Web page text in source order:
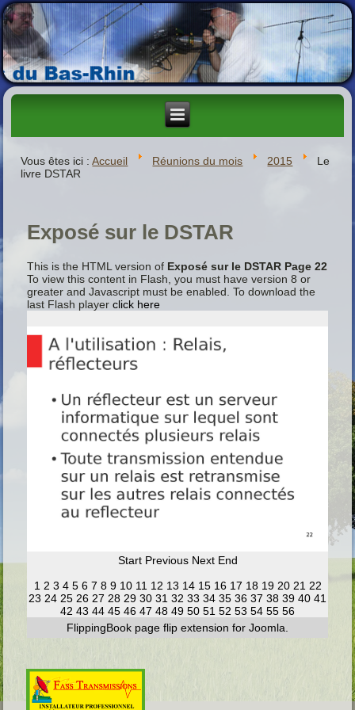
Vous êtes ici :Accueil Réunions du mois 2015
Le
livre DSTAR
Exposé sur le DSTAR
This is the HTML version of Exposé sur le DSTAR Page 22
To view this content in Flash, you must have version 8 or
greater and Javascript must be enabled. To download the
last Flash playerclick here
Start Previous Next End
1 2 3 4 5 6 7 8 9 10 11 12 13 14 15 16 17 18 19 20 21 22
23 24 25 26 27 28 29 30 31 32 33 34 35 36 37 38 39 40 41
42 43 44 45 46 47 48 49 50 51 52 53 54 55 56
FlippingBook page flip extension for Joomla.